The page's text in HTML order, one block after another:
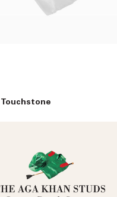
Touchstone